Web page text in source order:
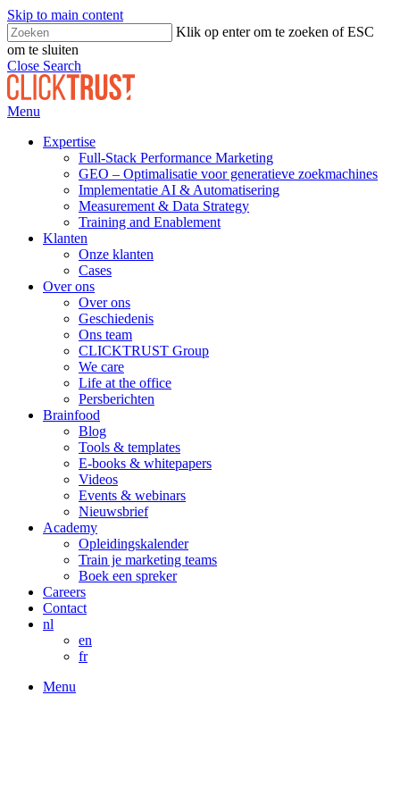
Skip to main content
Klik op enter om te zoeken of ESC
om te sluiten
Close Search
Menu
Expertise
Full-Stack Performance Marketing
GEO – Optimalisatie voor generatieve zoekmachines
Implementatie AI & Automatisering
Measurement & Data Strategy
Training and Enablement
Klanten
Onze klanten
Cases
Over ons
Over ons
Geschiedenis
Ons team
CLICKTRUST Group
We care
Life at the office
Persberichten
Brainfood
Blog
Tools & templates
E-books & whitepapers
Videos
Events & webinars
Nieuwsbrief
Academy
Opleidingskalender
Train je marketing teams
Boek een spreker
Careers
Contact
nl
en
fr
Menu